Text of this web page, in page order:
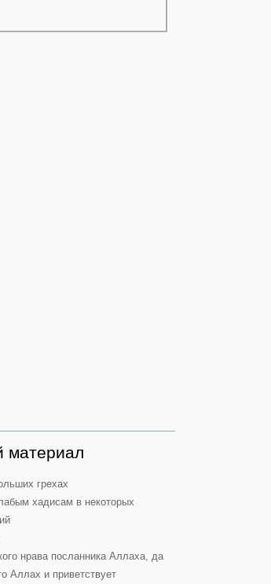
материал
грехах
хадисам в некоторых
нрава посланника Аллаха, да
Аллах и приветствует